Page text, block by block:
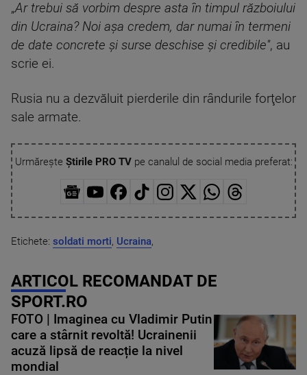
„Ar trebui să vorbim despre asta în timpul războiului
din Ucraina? Noi aşa credem, dar numai în termeni
de date concrete şi surse deschise şi credibile'', au
scrie ei.
Rusia nu a dezvăluit pierderile din rândurile forţelor
sale armate.
Urmărește Știrile PRO TVpe canalul de social media preferat:
Etichete: soldati morti, Ucraina,
ARTICOL RECOMANDAT DE
SPORT.RO
FOTO | Imaginea cu Vladimir Putin
care a stârnit revoltă! Ucrainenii
acuză lipsă de reacție la nivel
mondial